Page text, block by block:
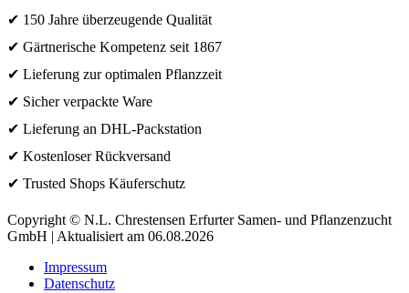
✔ 150 Jahre überzeugende Qualität
✔ Gärtnerische Kompetenz seit 1867
✔ Lieferung zur optimalen Pflanzzeit
✔ Sicher verpackte Ware
✔ Lieferung an DHL-Packstation
✔ Kostenloser Rückversand
✔ Trusted Shops Käuferschutz
Copyright © N.L. Chrestensen Erfurter Samen- und Pflanzenzucht
GmbH | Aktualisiert am 06.08.2026
Impressum
Datenschutz